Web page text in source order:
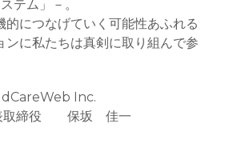
テム」－。
的につなげていく可能性あふれる
ンに私たちは真剣に取り組んで参
Inc.
取締役 保坂 佳一